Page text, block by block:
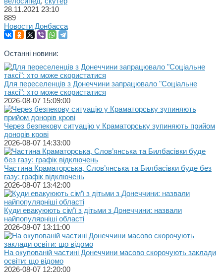
28.11.2021 23:10
889
Новости Донбасса
Останні новини:
Для переселенців з Донеччини запрацювало "Соціальне
таксі": хто може скористатися
2026-08-07 15:09:00
Через безпекову ситуацію у Краматорську зупиняють прийом
донорів крові
2026-08-07 14:33:00
Частина Краматорська, Слов’янська та Билбасівки буде без
газу: графік відключень
2026-08-07 13:42:00
Куди евакуюють сім’ї з дітьми з Донеччини: назвали
найпопулярніші області
2026-08-07 13:11:00
На окупованій частині Донеччини масово скорочують заклади
освіти: що відомо
2026-08-07 12:20:00